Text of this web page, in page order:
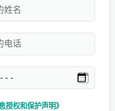
授权和保护声明》